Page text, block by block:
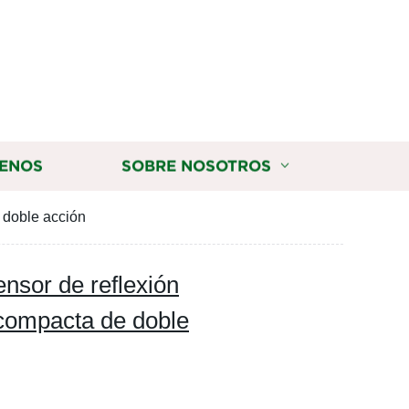
SOBRE NOSOTROS
acción
de reflexión
de doble